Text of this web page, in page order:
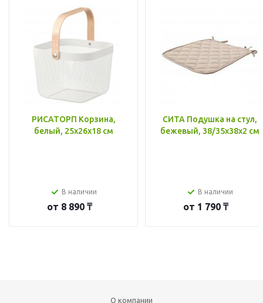
РИСАТОРП Корзина,
белый, 25x26x18 см
В наличии
от 8 890 ₸
СИТА Подушка на стул,
бежевый, 38/35x38x2 см
В наличии
от 1 790 ₸
О компании